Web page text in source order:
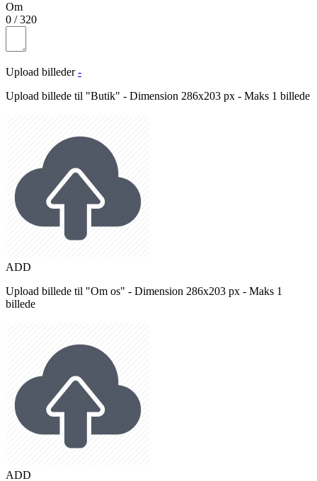
Om
0 /320
Upload billeder -
Upload billede til "Butik" - Dimension 286x203 px - Maks 1 billede
ADD
Upload billede til "Om os" - Dimension 286x203 px - Maks 1
billede
ADD